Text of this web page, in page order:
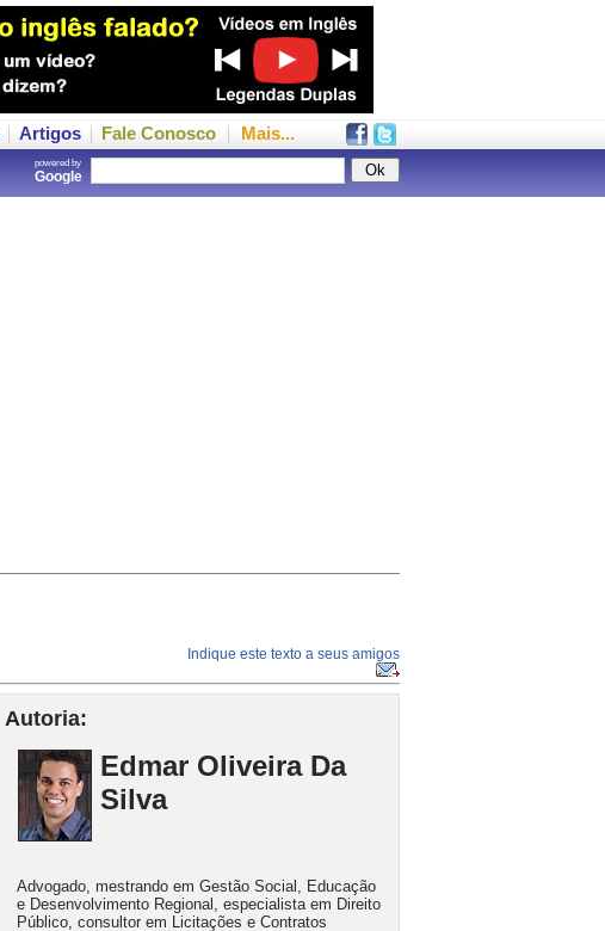
Artigos Fale Conosco Mais...
powered by
Google
Indique este texto a seus amigos
Autoria:
Edmar Oliveira Da
Silva
Advogado, mestrando em Gestão Social, Educação
e Desenvolvimento Regional, especialista em Direito
Público, consultor em Licitações e Contratos